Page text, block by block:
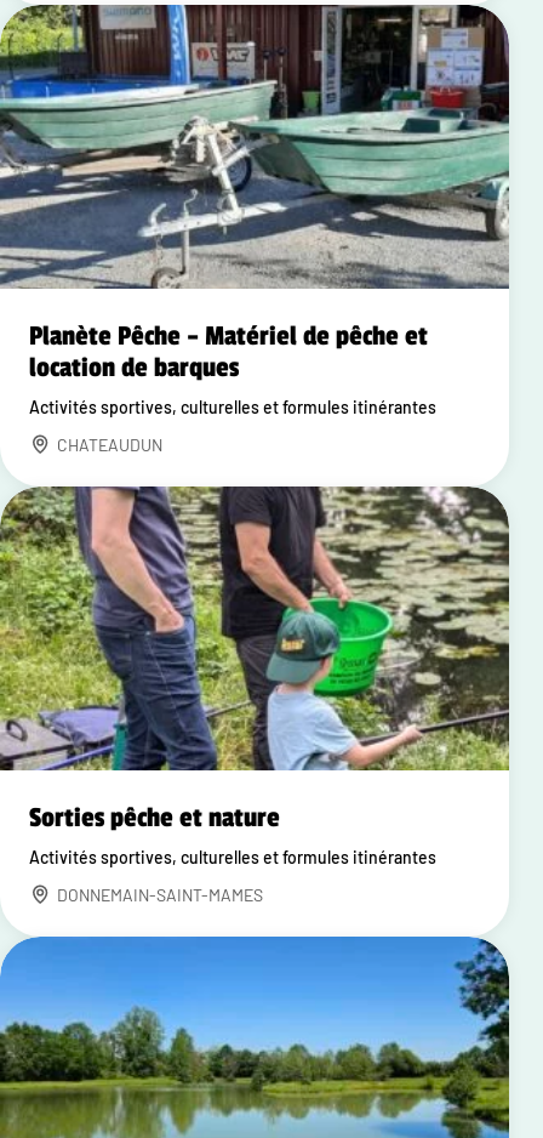
Planète Pêche – Matériel de pêche et
location de barques
Activités sportives, culturelles et formules itinérantes
CHATEAUDUN
Sorties pêche et nature
Activités sportives, culturelles et formules itinérantes
DONNEMAIN-SAINT-MAMES